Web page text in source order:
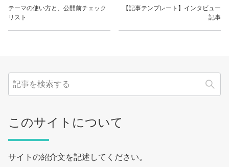
テーマの使い方と、公開前チェック
リスト
【記事テンプレート】インタビュー
記事
このサイトについて
サイトの紹介文を記述してください。